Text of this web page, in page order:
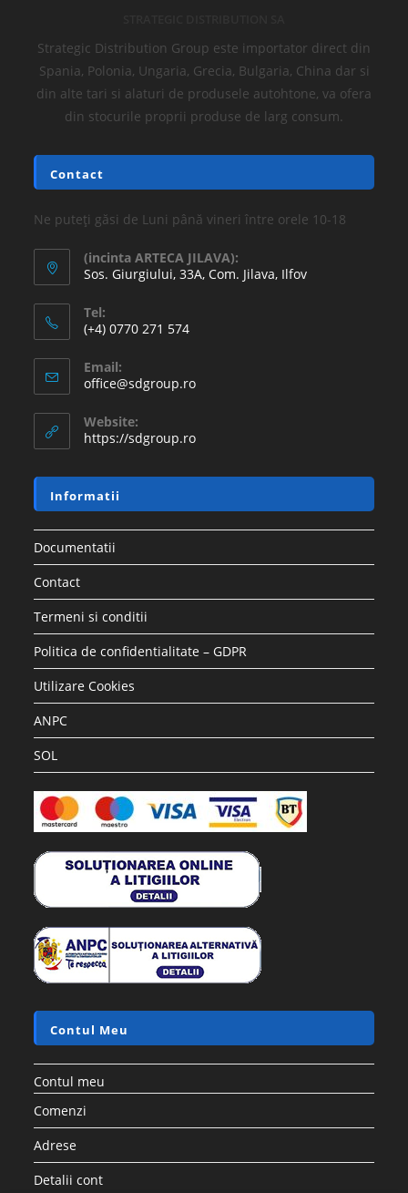
Strategic Distribution Group este importator direct din
Spania, Polonia, Ungaria, Grecia, Bulgaria, China dar si
din alte tari si alaturi de produsele autohtone, va ofera
din stocurile proprii produse de larg consum.
Contact
Ne puteți găsi de Luni până vineri între orele 10-18
(incinta ARTECA JILAVA):
Sos. Giurgiului, 33A, Com. Jilava, Ilfov
Tel:
(+4) 0770 271 574
Email:
office@sdgroup.ro
Website:
https://sdgroup.ro
Informatii
Documentatii
Contact
Termeni si conditii
Politica de confidentialitate – GDPR
Utilizare Cookies
ANPC
SOL
Contul Meu
Contul meu
Comenzi
Adrese
Detalii cont